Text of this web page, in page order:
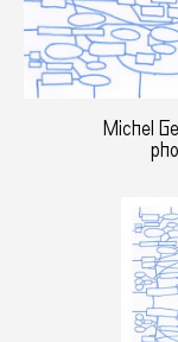
Michel